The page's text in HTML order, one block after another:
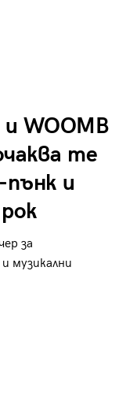
WOOMB
те
пънк и
за
музикални